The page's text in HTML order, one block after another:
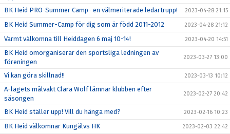
BK Heid PRO-Summer Camp- en välmeriterade ledartrupp! 2023-04-28 21:15
BK Heid Summer-Camp för dig som är född 2011-2012 2023-04-28 21:12
Varmt välkomna till Heiddagen 6 maj 10-14! 2023-04-20 14:51
BK Heid omorganiserar den sportsliga ledningen av
föreningen
2023-03-27 13:00
Vi kan göra skillnad!! 2023-03-13 10:12
A-lagets målvakt Clara Wolf lämnar klubben efter
säsongen
2023-02-27 20:42
BK Heid ställer upp! Vill du hänga med? 2023-02-16 10:23
BK Heid välkomnar Kungälvs HK 2023-02-03 22:42